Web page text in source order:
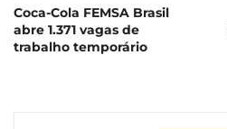
Coca-Cola FEMSA Brasil
abre 1.371 vagas de
trabalho temporário